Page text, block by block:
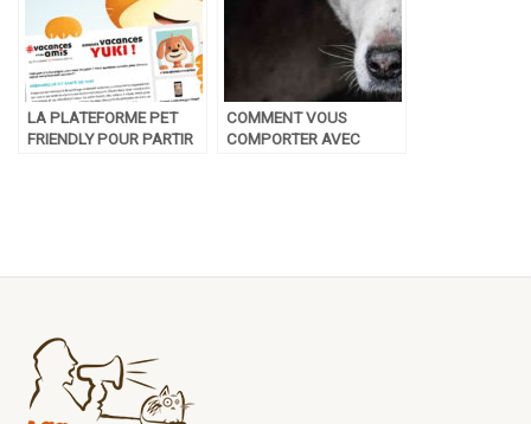
LA PLATEFORME PET
FRIENDLY POUR PARTIR
COMMENT VOUS
COMPORTER AVEC